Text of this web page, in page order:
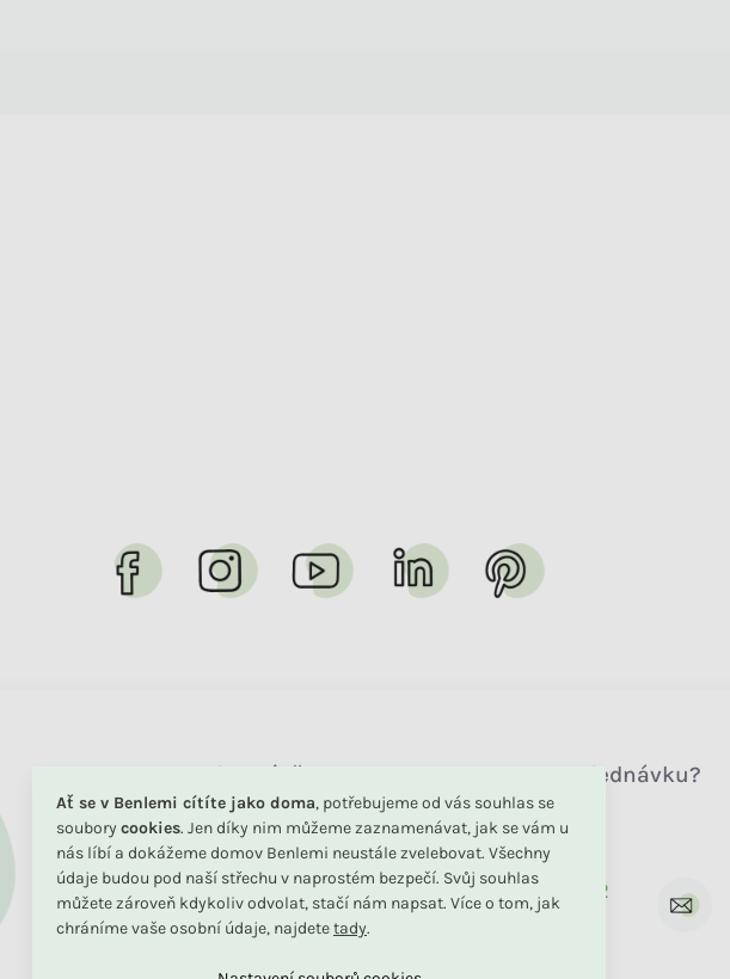
Ať se v Benlemi cítíte jako doma, potřebujeme od vás souhlas se
soubory cookies. Jen díky nim můžeme zaznamenávat, jak se vám u
nás líbí a dokážeme domov Benlemi neustále zvelebovat. Všechny
údaje budou pod naší střechu v naprostém bezpečí. Svůj souhlas
můžete zároveň kdykoliv odvolat, stačí nám napsat. Více o tom, jak
chráníme vaše osobní údaje, najdetetady.
Chcete poradit s výběrem nebo sledovat svou objednávku?
Společně to vyřešíme!
+420 739 787 164
Po - Pá 8:30 - 16:00
+420 734 122 672
Pro reklamaci